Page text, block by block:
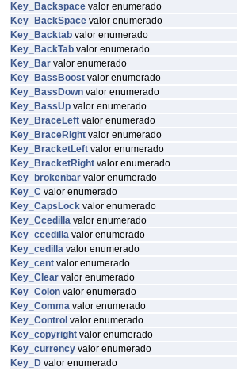
Key_Backspace valor enumerado
Key_BackSpace valor enumerado
Key_Backtab valor enumerado
Key_BackTab valor enumerado
Key_Bar valor enumerado
Key_BassBoost valor enumerado
Key_BassDown valor enumerado
Key_BassUp valor enumerado
Key_BraceLeft valor enumerado
Key_BraceRight valor enumerado
Key_BracketLeft valor enumerado
Key_BracketRight valor enumerado
Key_brokenbar valor enumerado
Key_C valor enumerado
Key_CapsLock valor enumerado
Key_Ccedilla valor enumerado
Key_ccedilla valor enumerado
Key_cedilla valor enumerado
Key_cent valor enumerado
Key_Clear valor enumerado
Key_Colon valor enumerado
Key_Comma valor enumerado
Key_Control valor enumerado
Key_copyright valor enumerado
Key_currency valor enumerado
Key_D valor enumerado